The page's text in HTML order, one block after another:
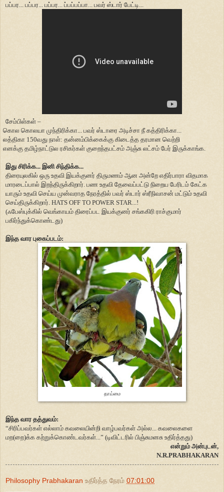
பப்பர... பப்பர... பப்பர... ப்பப்பப்பா... பவர் ஸ்டார் பேட்டி...
சேம்பிள்கள் –
கொல கொலயா முந்திரிக்கா... பவர் ஸ்டாரை அடிச்சா நீ கத்திரிக்கா...
லத்திகா 150வது நாள்: தன்னம்பிக்கைக்கு கிடைத்த தரமான வெற்றி
எனக்கு தமிழ்நாட்டுல ரசிகர்கள் குறைந்தபட்சம் அஞ்சு லட்சம் பேர் இருக்காங்க.
இது சிரிக்க... இனி சிந்திக்க...
திரையுலகில் ஒரு உதவி இயக்குனர் திருமணம் ஆன அன்றே எதிர்பாரா விதமாக
மாரடைப்பால் இறந்திருக்கிறார். பண உதவி தேவைப்பட்டு நிறைய பேரிடம் கேட்க
யாரும் உதவி செய்ய முன்வராத நேரத்தில் பவர் ஸ்டார் ஸ்ரீநிவாசன் மட்டும் உதவி
செய்திருக்கிறார். HATS OFF TO POWER STAR...!
(ஃபேஸ்புக்கில் வெங்காயம் திரைப்பட இயக்குனர் சங்ககிரி ராச்குமார்
பகிர்ந்துக்கொண்டது)
இந்த வார புகைப்படம்:
தாய்மை
இந்த வார தத்துவம்:
“சிரிப்பவர்கள் எல்லாம் கவலையின்றி வாழ்பவர்கள் அல்ல... கவலைகளை
மற(றை)க்க கற்றுக்கொண்டவர்கள்...” (டிவிட்டரில் பிஞ்சுமனசு உதிர்த்தது)
என்றும் அன்புடன்,
N.R.PRABHAKARAN
Philosophy Prabhakaran உதிர்த்த நேரம் 07:01:00